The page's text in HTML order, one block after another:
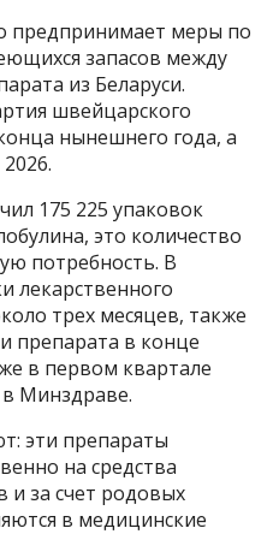
предпринимает меры по
запасов между
из Беларуси.
швейцарского
нынешнего года, а
175 225 упаковок
это количество
потребность. В
лекарственного
трех месяцев, также
препарата в конце
в первом квартале
Минздраве.
эти препараты
на средства
за счет родовых
в медицинские